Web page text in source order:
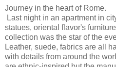
Journey in the heart of Rome.
Last night in an apartment in
statues, oriental flavor's
collection was the star of the
Leather, suede, fabrics are all
with details from around the